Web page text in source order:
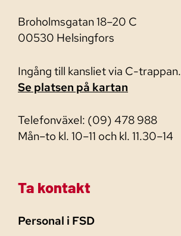
Broholmsgatan 18–20 C
00530 Helsingfors
Ingång till kansliet via C-trappan.
Se platsen på kartan
Telefonväxel: (09) 478 988
Mån–to kl. 10–11 och kl. 11.30–14
Ta kontakt
Personal i FSD